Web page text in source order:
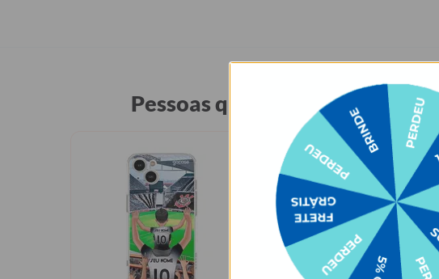
Pessoas que compraram